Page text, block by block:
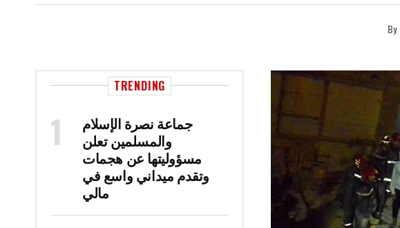
By
TRENDING
جماعة نصرة الإسلام
والمسلمين تعلن
مسؤوليتها عن هجمات
وتقدم ميداني واسع في
مالي